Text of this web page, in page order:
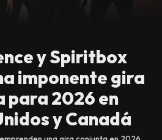
y Spiritbox
imponente gira
para 2026 en
y Canadá